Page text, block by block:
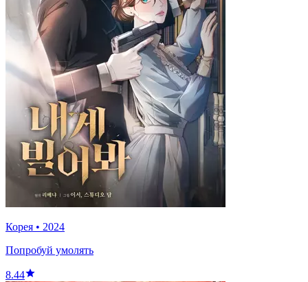
Корея • 2024
Попробуй умолять
8.44